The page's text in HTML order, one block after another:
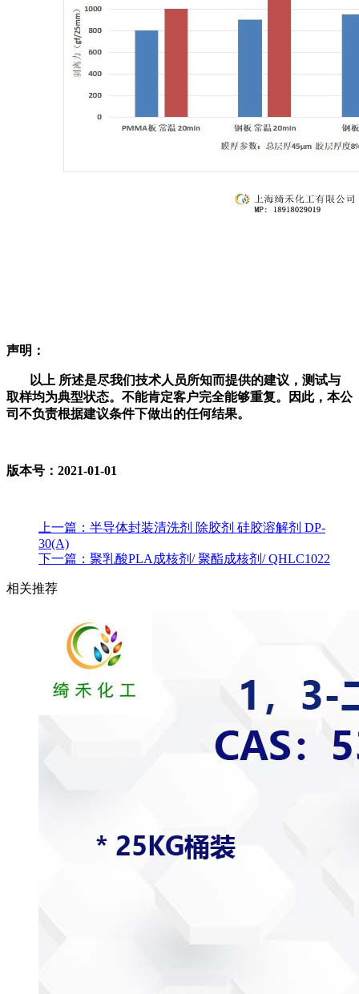
声明：
以上 所述是尽我们技术人员所知而提供的建议，测试与
取样均为典型状态。不能肯定客户完全能够重复。因此，本公
司不负责根据建议条件下做出的任何结果。
版本号： 2021-01-01
上一篇： 半导体封装清洗剂 除胶剂 硅胶溶解剂 DP-
30(A)
下一篇： 聚乳酸PLA成核剂/ 聚酯成核剂/ QHLC1022
相关推荐